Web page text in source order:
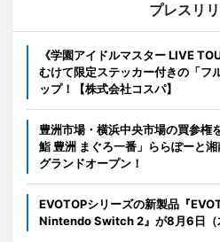
プレスリ
《学園アイドルマスター LIVE
むけて限定ステッカー付きの「フ
ップ！【株式会社コスパ】
豊洲市場・横浜中央市場の買参権
鮨 豊洲 まぐろ一番」ららぽーと
グランドオープン！
EVOTOPシリーズの新製品『
Nintendo Switch 2』が8月6日（